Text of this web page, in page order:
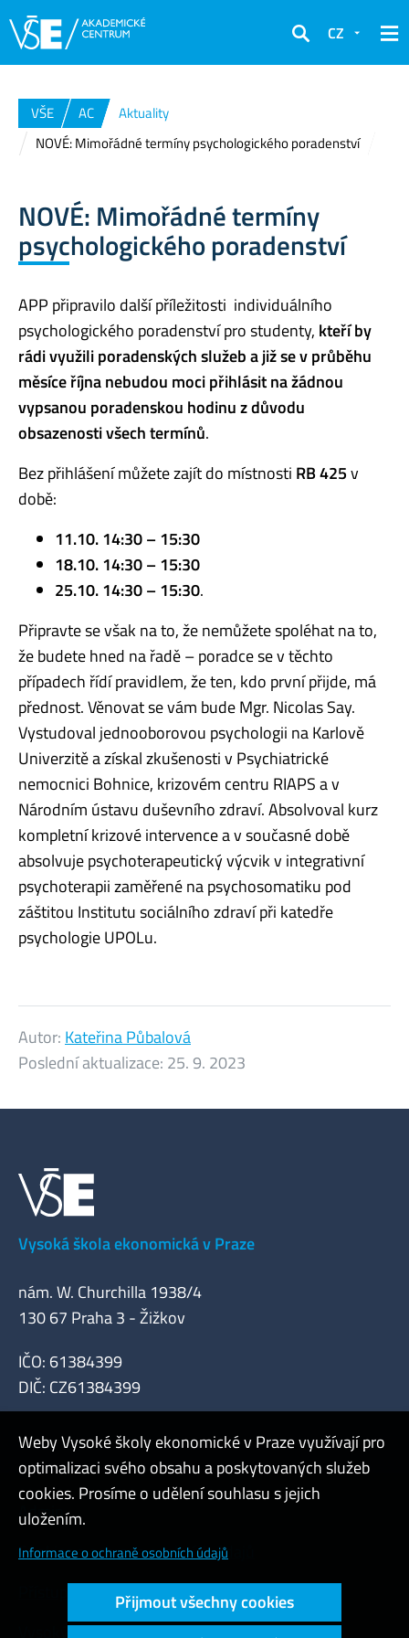
Hledat
CZ
VŠE AC
Aktuality
NOVÉ: Mimořádné termíny psychologického poradenství
NOVÉ: Mimořádné termíny
psychologického poradenství
APP připravilo další příležitosti individuálního
psychologického poradenství pro studenty, kteří by
rádi využili poradenských služeb a již se v průběhu
měsíce října nebudou moci přihlásit na žádnou
vypsanou poradenskou hodinu z důvodu
obsazenosti všech termínů.
Bez přihlášení můžete zajít do místnosti RB 425v
době:
11.10. 14:30 – 15:30
18.10. 14:30 – 15:30
25.10. 14:30 – 15:30.
Připravte se však na to, že nemůžete spoléhat na to,
že budete hned na řadě – poradce se v těchto
případech řídí pravidlem, že ten, kdo první přijde, má
přednost. Věnovat se vám bude Mgr. Nicolas Say.
Vystudoval jednooborovou psychologii na Karlově
Univerzitě a získal zkušenosti v Psychiatrické
nemocnici Bohnice, krizovém centru RIAPS a v
Národním ústavu duševního zdraví. Absolvoval kurz
kompletní krizové intervence a v současné době
absolvuje psychoterapeutický výcvik v integrativní
psychoterapii zaměřené na psychosomatiku pod
záštitou Institutu sociálního zdraví při katedře
psychologie UPOLu.
Autor: Kateřina Půbalová
Poslední aktualizace: 25. 9. 2023
Vysoká škola ekonomická v Praze
nám. W. Churchilla 1938/4
130 67 Praha 3 - Žižkov
IČO: 61384399
DIČ: CZ61384399
Admin
Cookies a ochrana osobních údajů
Přístupnost webu
Vysoký kontrast
Weby Vysoké školy ekonomické v Praze využívají pro
optimalizaci svého obsahu a poskytovaných služeb
cookies. Prosíme o udělení souhlasu s jejich
uložením.
Informace o ochraně osobních údajů
Přijmout všechny cookies